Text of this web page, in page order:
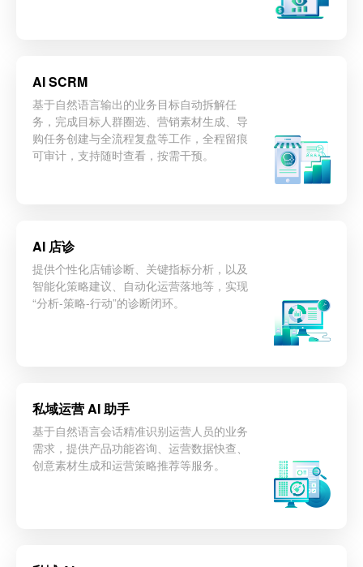
AI SCRM
基于自然语言输出的业务目标自动拆解任
务，完成目标人群圈选、营销素材生成、导
购任务创建与全流程复盘等工作，全程留痕
可审计，支持随时查看，按需干预。
AI 店诊
提供个性化店铺诊断、关键指标分析，以及
智能化策略建议、自动化运营落地等，实现
“分析-策略-行动”的诊断闭环。
‌私域运营 AI 助手
基于自然语言会话精准识别运营人员的业务
需求，提供产品功能咨询、运营数据快查、
创意素材生成和运营策略推荐等服务。